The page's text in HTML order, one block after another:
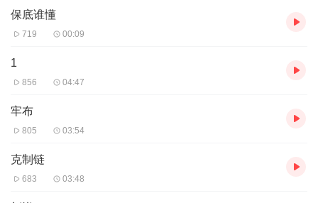
保底谁懂
719 00:09
1
856 04:47
牢布
805 03:54
克制链
683 03:48